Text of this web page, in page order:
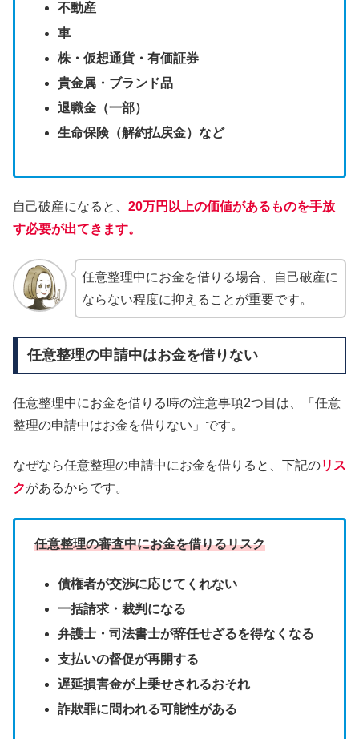
不動産
車
株・仮想通貨・有価証券
貴金属・ブランド品
退職金（一部）
生命保険（解約払戻金）など
自己破産になると、 20万円以上の価値があるものを手放
す必要が出てきます。
任意整理中にお金を借りる場合、自己破産に
ならない程度に抑えることが重要です。
任意整理の申請中はお金を借りない
任意整理中にお金を借りる時の注意事項2つ目は、「任意
整理の申請中はお金を借りない」です。
なぜなら任意整理の申請中にお金を借りると、下記のリス
クがあるからです。
任意整理の審査中にお金を借りるリスク
債権者が交渉に応じてくれない
一括請求・裁判になる
弁護士・司法書士が辞任せざるを得なくなる
支払いの督促が再開する
遅延損害金が上乗せされるおそれ
詐欺罪に問われる可能性がある